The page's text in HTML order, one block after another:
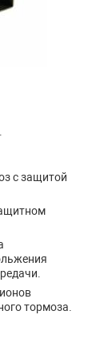
с защитой
тормоза.